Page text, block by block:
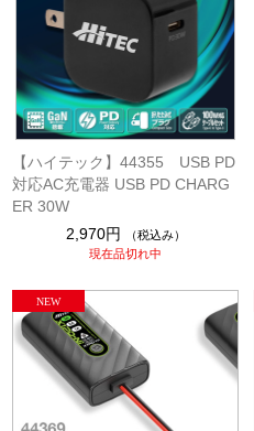
【ハイテック】44355 USB PD
対応AC充電器 USB PD CHARG
ER 30W
2,970円
（税込み）
現在品切れ中